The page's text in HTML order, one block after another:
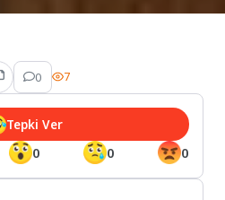
0 7
0 0 0
Tepki Ver